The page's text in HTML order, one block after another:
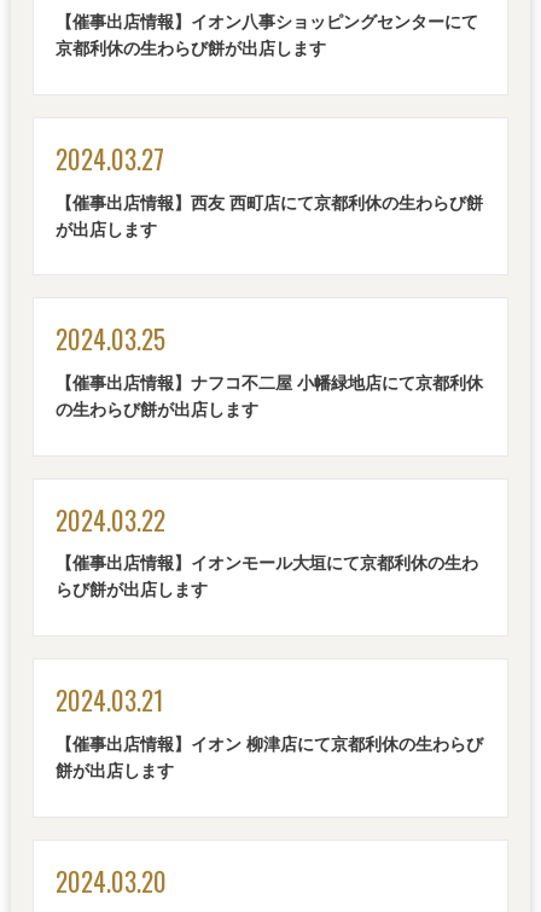
【催事出店情報】イオン八事ショッピングセンターにて
京都利休の生わらび餅が出店します
2024.03.27
【催事出店情報】西友 西町店にて京都利休の生わらび餅
が出店します
2024.03.25
【催事出店情報】ナフコ不二屋 小幡緑地店にて京都利休
の生わらび餅が出店します
2024.03.22
【催事出店情報】イオンモール大垣にて京都利休の生わ
らび餅が出店します
2024.03.21
【催事出店情報】イオン 柳津店にて京都利休の生わらび
餅が出店します
2024.03.20